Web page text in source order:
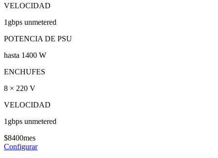
VELOCIDAD
1gbps unmetered
POTENCIA DE PSU
hasta 1400 W
ENCHUFES
8 × 220 V
VELOCIDAD
1gbps unmetered
$8400mes
Configurar